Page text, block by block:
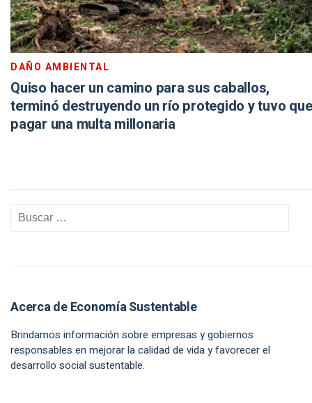
DAÑO AMBIENTAL
Quiso hacer un camino para sus caballos,
terminó destruyendo un río protegido y tuvo que
pagar una multa millonaria
Acerca de Economía Sustentable
Brindamos información sobre empresas y gobiernos
responsables en mejorar la calidad de vida y favorecer el
desarrollo social sustentable.